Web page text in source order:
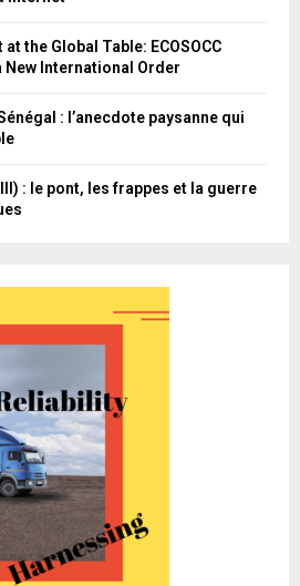
the Global Table: ECOSOCC
New International Order
: l’anecdote paysanne qui
: le pont, les frappes et la guerre